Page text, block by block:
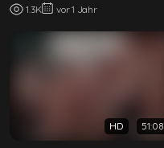
1.3K vor 1 Jahr
HD 51:08